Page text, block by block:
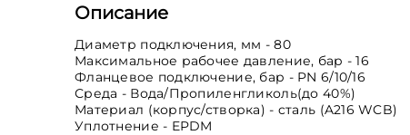
Описание
Диаметр подключения, мм - 80
Максимальное рабочее давление, бар - 16
Фланцевое подключение, бар - PN 6/10/16
Среда - Вода/Пропиленгликоль(до 40%)
Материал (корпус/створка) - cталь (A216 WCB)
Уплотнение - EPDM